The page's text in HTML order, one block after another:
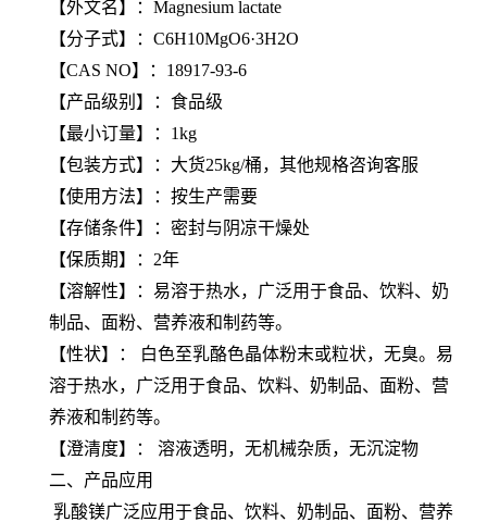
【外文名】：Magnesium lactate
【分子式】：C6H10MgO6·3H2O
【CAS NO】：18917-93-6
【产品级别】：食品级
【最小订量】：1kg
【包装方式】：大货25kg/桶，其他规格咨询客服
【使用方法】：按生产需要
【存储条件】：密封与阴凉干燥处
【保质期】：2年
【溶解性】：易溶于热水，广泛用于食品、饮料、奶
制品、面粉、营养液和制药等。
【性状】： 白色至乳酪色晶体粉末或粒状，无臭。易
溶于热水，广泛用于食品、饮料、奶制品、面粉、营
养液和制药等。
【澄清度】： 溶液透明，无机械杂质，无沉淀物
二、产品应用
乳酸镁广泛应用于食品、饮料、奶制品、面粉、营养